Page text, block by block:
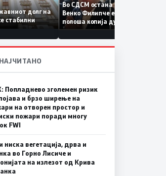
државниот долг на
се стабилни
Во СДСМ остана само
Венко Филипче е само бледа
полоша копија дури и од
Заев
НАЈЧИТАНО
Попладнево зголемен ризик
и брзо ширење на
на отворен простор и
пожари поради многу
FWI
ниска вегетација, дрва и
во Горно Лисиче и
на излезот од Крива